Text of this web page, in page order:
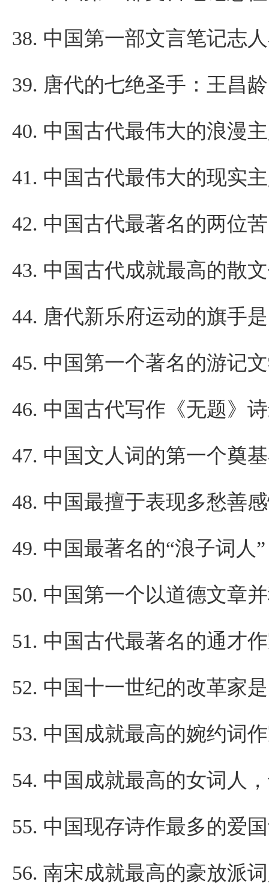
38. 中国第一部文言笔记志
39. 唐代的七绝圣手：王昌龄
40. 中国古代最伟大的浪漫
41. 中国古代最伟大的现实
42. 中国古代最著名的两位
43. 中国古代成就最高的散
44. 唐代新乐府运动的旗手
45. 中国第一个著名的游记
46. 中国古代写作《无题》
47. 中国文人词的第一个奠
48. 中国最擅于表现多愁善
49. 中国最著名的“浪子词人
50. 中国第一个以道德文章
51. 中国古代最著名的通才
52. 中国十一世纪的改革家
53. 中国成就最高的婉约词
54. 中国成就最高的女词人
55. 中国现存诗作最多的爱
56. 南宋成就最高的豪放派